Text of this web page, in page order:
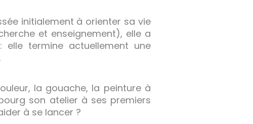
initialement à orienter sa vie
et enseignement), elle a
termine actuellement une
la gouache, la peinture à
son atelier à ses premiers
à se lancer ?